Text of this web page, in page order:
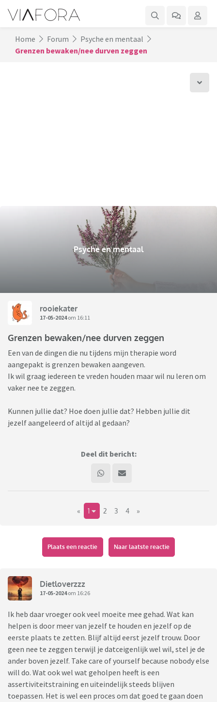
Home Forum
Psyche en mentaal
Grenzen bewaken/nee durven zeggen
Psyche en mentaal
rooiekater
17-05-2024om 16:11
Grenzen bewaken/nee durven zeggen
Een van de dingen die nu tijdens mijn therapie word
aangepakt is grenzen bewaken aangeven.
Ik wil graag iedereen te vreden houden maar wil nu leren om
vaker nee te zeggen.
Kunnen jullie dat? Hoe doen jullie dat? Hebben jullie dit
jezelf aangeleerd of altijd al gedaan?
Deel dit bericht:
« 1 2 3 4 »
Plaats een reactie Naar laatste reactie
Dietloverzzz
17-05-2024om 16:26
Ik heb daar vroeger ook veel moeite mee gehad. Wat kan
helpen is door meer van jezelf te houden en jezelf op de
eerste plaats te zetten. Blijf altijd eerst jezelf trouw. Door
geen nee te zeggen terwijl je datceigenlijk wel wil, stel je de
ander boven jezelf. Take care of yourself because nobody else
will do. Wat ook wel wat geholpen heeft is een
assertiviteitstraining en uiteindelijk steeds blijven
toepassen. Het is wel een proces om dat goed te gaan doen